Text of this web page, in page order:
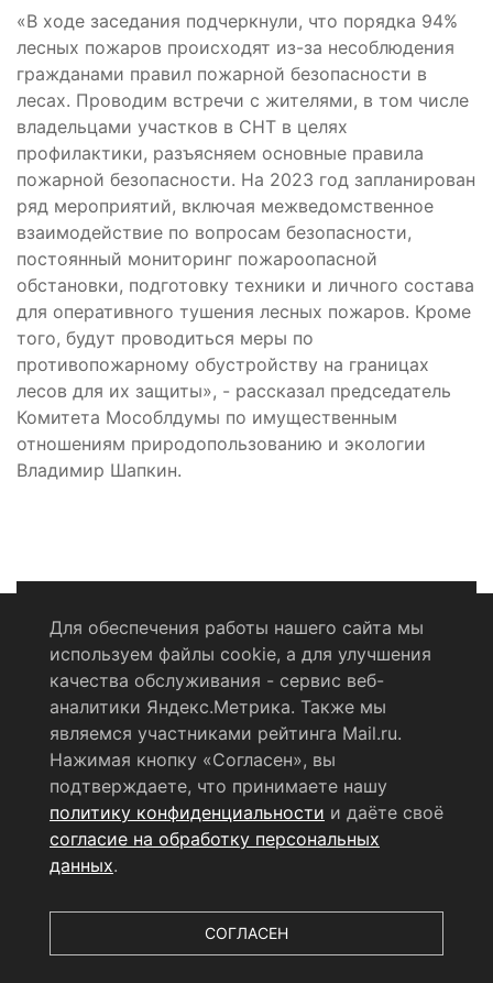
«В ходе заседания подчеркнули, что порядка 94%
лесных пожаров происходят из-за несоблюдения
гражданами правил пожарной безопасности в
лесах. Проводим встречи с жителями, в том числе
владельцами участков в СНТ в целях
профилактики, разъясняем основные правила
пожарной безопасности. На 2023 год запланирован
ряд мероприятий, включая межведомственное
взаимодействие по вопросам безопасности,
постоянный мониторинг пожароопасной
обстановки, подготовку техники и личного состава
для оперативного тушения лесных пожаров. Кроме
того, будут проводиться меры по
противопожарному обустройству на границах
лесов для их защиты», - рассказал председатель
Комитета Мособлдумы по имущественным
отношениям природопользованию и экологии
Владимир Шапкин.
Политика конфиденциальности
Согласие на обработку персональных данных
RSS-лента
© 2004 - 2026 Сетевое издание Щёлковское ТВ.
Свидетельство о регистрации СМИ
ЭЛ № ФС 77 - 79754 от 07.12.2020 г.
технологий и массовых коммуникаций (РОСКОМНАДЗОР).
Для обеспечения работы нашего сайта мы
используем файлы cookie, а для улучшения
качества обслуживания - сервис веб-
аналитики Яндекс.Метрика. Также мы
являемся участниками рейтинга Mail.ru.
Нажимая кнопку «Согласен», вы
подтверждаете, что принимаете нашу
политику конфиденциальности и даёте своё
согласие на обработку персональных
данных.
СОГЛАСЕН